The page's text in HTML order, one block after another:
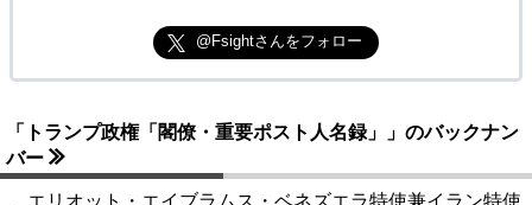
@Fsightさんをフォロー
「トランプ政権「閣僚・重要ポスト人名録」」のバックナン
バー
エリオット・エイブラムス・ベネズエラ特使兼イラン特使